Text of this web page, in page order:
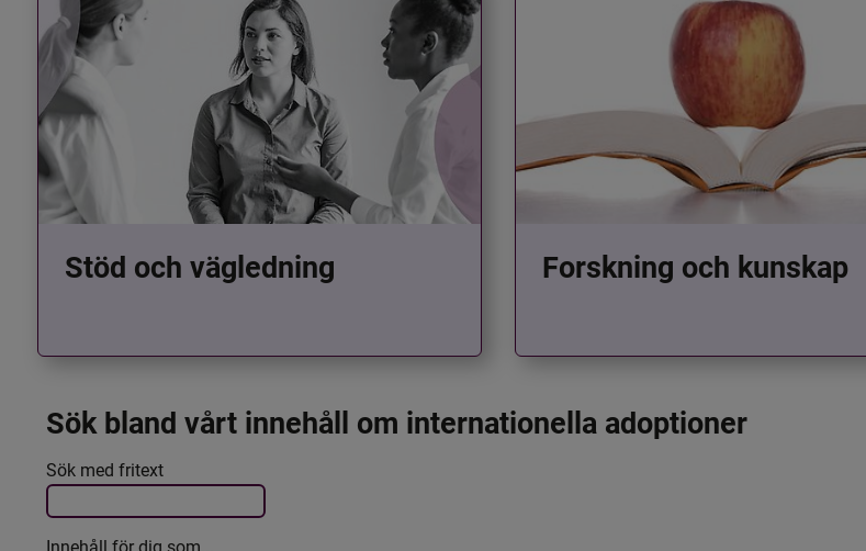
Stöd och vägledning Forskning och kunskap
Sök bland vårt innehåll om internationella adoptioner
Filtrera resultatet
Det här formuläret postas automatiskt
Sök med fritext
Innehåll för dig som...